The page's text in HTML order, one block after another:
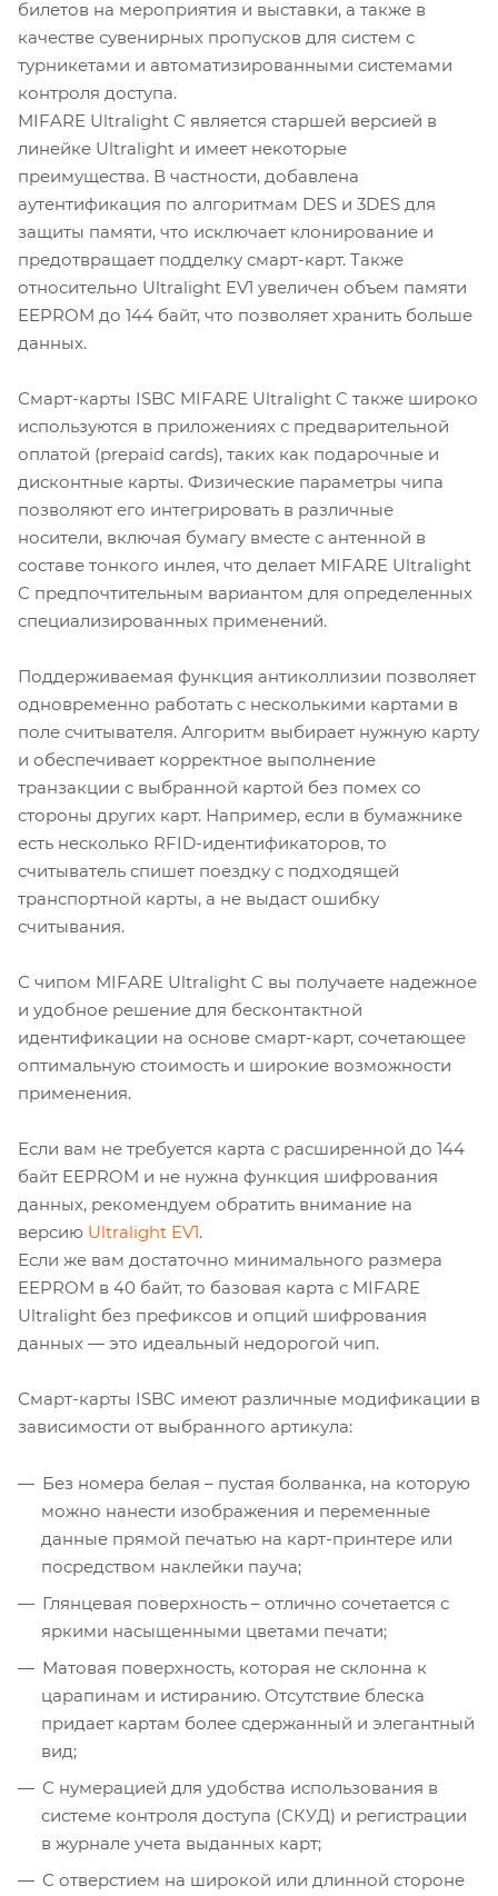
билетов на мероприятия и выставки, а также в
качестве сувенирных пропусков для систем с
турникетами и автоматизированными системами
контроля доступа.
MIFARE Ultralight C является старшей версией в
линейке Ultralight и имеет некоторые
преимущества. В частности, добавлена
аутентификация по алгоритмам DES и 3DES для
защиты памяти, что исключает клонирование и
предотвращает подделку смарт-карт. Также
относительно Ultralight EV1 увеличен объем памяти
EEPROM до 144 байт, что позволяет хранить больше
данных.
Смарт-карты ISBC MIFARE Ultralight C также широко
используются в приложениях с предварительной
оплатой (prepaid cards), таких как подарочные и
дисконтные карты. Физические параметры чипа
позволяют его интегрировать в различные
носители, включая бумагу вместе с антенной в
составе тонкого инлея, что делает MIFARE Ultralight
C предпочтительным вариантом для определенных
специализированных применений.
Поддерживаемая функция антиколлизии позволяет
одновременно работать с несколькими картами в
поле считывателя. Алгоритм выбирает нужную карту
и обеспечивает корректное выполнение
транзакции с выбранной картой без помех со
стороны других карт. Например, если в бумажнике
есть несколько RFID-идентификаторов, то
считыватель спишет поездку с подходящей
транспортной карты, а не выдаст ошибку
считывания.
С чипом MIFARE Ultralight C вы получаете надежное
и удобное решение для бесконтактной
идентификации на основе смарт-карт, сочетающее
оптимальную стоимость и широкие возможности
применения.
Если вам не требуется карта с расширенной до 144
байт EEPROM и не нужна функция шифрования
данных, рекомендуем обратить внимание на
версию Ultralight EV1.
Если же вам достаточно минимального размера
EEPROM в 40 байт, то базовая карта с MIFARE
Ultralight без префиксов и опций шифрования
данных — это идеальный недорогой чип.
Смарт-карты ISBC имеют различные модификации в
зависимости от выбранного артикула:
Без номера белая – пустая болванка, на которую
можно нанести изображения и переменные
данные прямой печатью на карт-принтере или
посредством наклейки пауча;
Глянцевая поверхность – отлично сочетается с
яркими насыщенными цветами печати;
Матовая поверхность, которая не склонна к
царапинам и истиранию. Отсутствие блеска
придает картам более сдержанный и элегантный
вид;
С нумерацией для удобства использования в
системе контроля доступа (СКУД) и регистрации
в журнале учета выданных карт;
С отверстием на широкой или длинной стороне